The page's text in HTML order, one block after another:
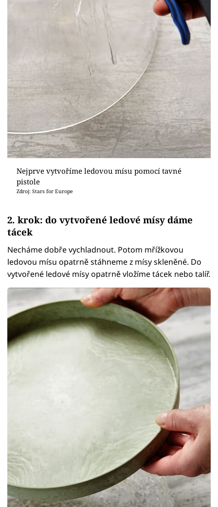
Nejprve vytvoříme ledovou mísu pomocí tavné
pistole
Zdroj: Stars for Europe
2. krok: do vytvořené ledové mísy dáme
tácek
Necháme dobře vychladnout. Potom mřížkovou
ledovou mísu opatrně stáhneme z mísy skleněné. Do
vytvořené ledové mísy opatrně vložíme tácek nebo talíř.